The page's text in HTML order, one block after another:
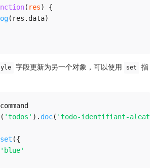
( res)
{
( res . data)
字段更新为另一个对象，可以使用 set
指
command
( 'todos' ) . doc( 'todo-identifiant-
set ({
'blue'